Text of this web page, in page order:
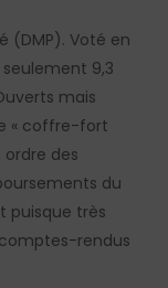
(DMP). Voté en
9,3
mais
« coffre-fort
des
du
puisque très
rendus